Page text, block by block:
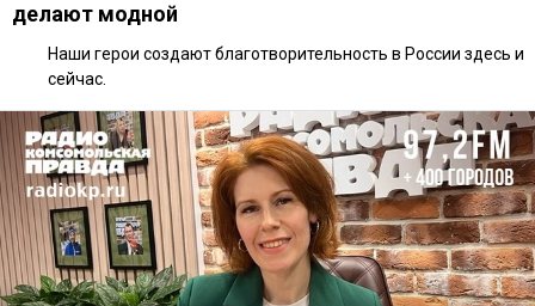
делают модной
Наши герои создают благотворительность в России здесь и
сейчас.